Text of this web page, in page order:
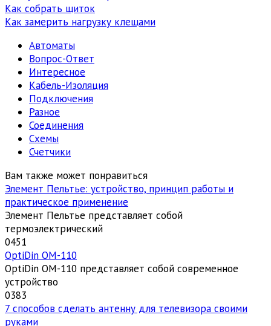
Как собрать щиток
Как замерить нагрузку клещами
Автоматы
Вопрос-Ответ
Интересное
Кабель-Изоляция
Подключения
Разное
Соединения
Схемы
Счетчики
Вам также может понравиться
Элемент Пельтье: устройство, принцип работы и
практическое применение
Элемент Пельтье представляет собой
термоэлектрический
0451
OptiDin ОМ-110
OptiDin ОМ-110 представляет собой современное
устройство
0383
7 способов сделать антенну для телевизора своими
руками